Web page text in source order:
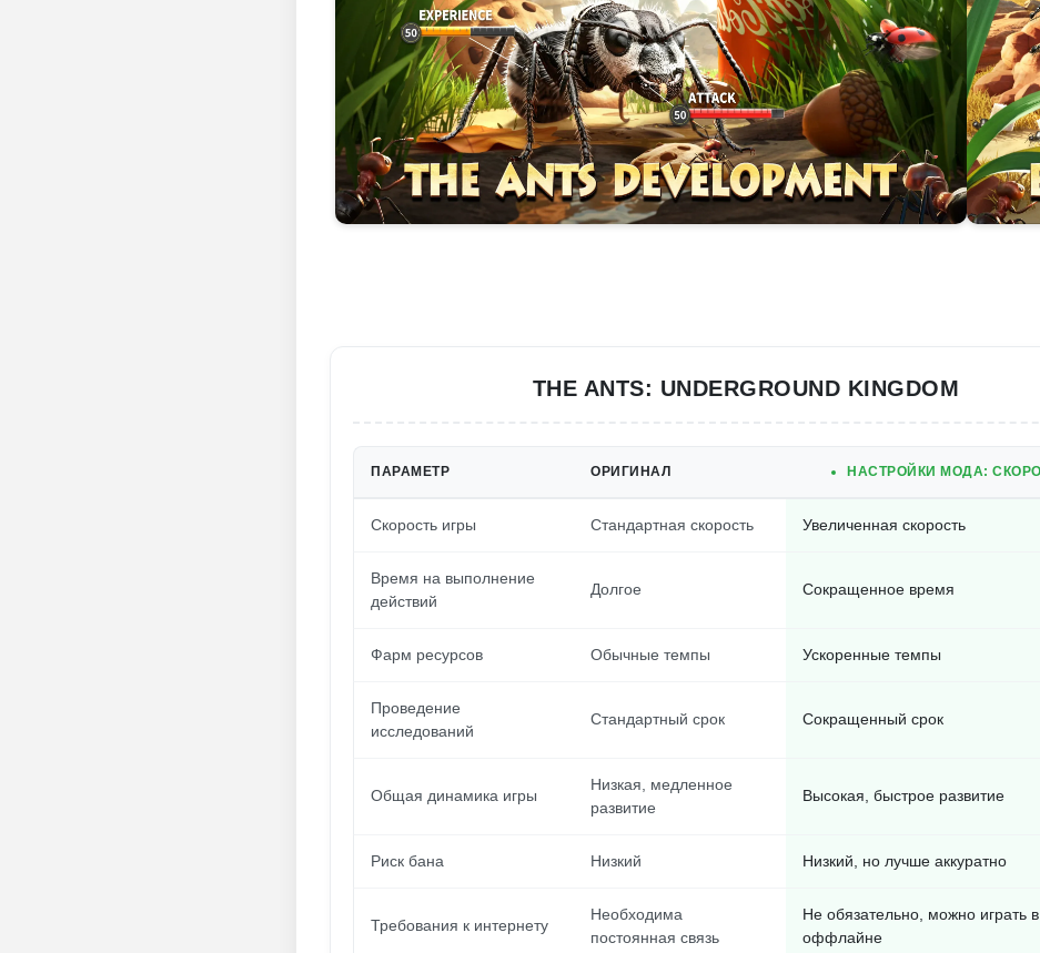
THE ANTS: UNDERGROUND KINGDOM
ПАРАМЕТР ОРИГИНАЛ НАСТРОЙКИ МОДА:
Скорость игры Стандартная скорость Увеличенная скорость
Время на выполнение
действий
Долгое Сокращенное время
Фарм ресурсов Обычные темпы Ускоренные темпы
Проведение
исследований
Стандартный срок Сокращенный срок
Общая динамика игры
Низкая, медленное
развитие
Высокая, быстрое развитие
Риск бана Низкий Низкий, но лучше аккуратно
Требования к интернету
Необходима
постоянная связь
Не обязательно, можно играть в
оффлайне